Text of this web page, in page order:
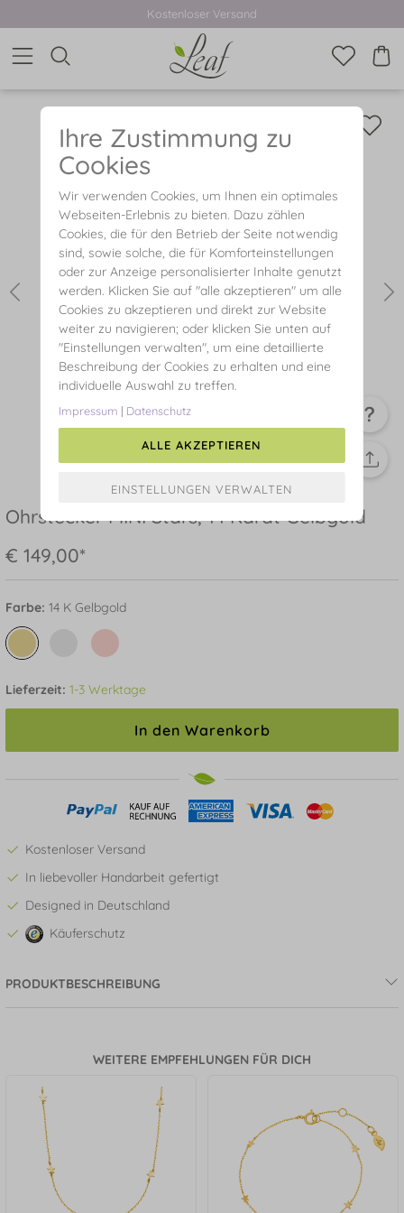
Kostenloser Versand
Ohrstecker MINI Stars, 14 Karat Gelbgold
€ 149,00*
Farbe: 14 K Gelbgold
Lieferzeit: 1-3 Werktage
In den Warenkorb
Kostenloser Versand
In liebevoller Handarbeit gefertigt
Designed in Deutschland
Käuferschutz
PRODUKTBESCHREIBUNG
WEITERE EMPFEHLUNGEN FÜR DICH
Ihre Zustimmung zu
Cookies
Wir verwenden Cookies, um Ihnen ein optimales
Webseiten-Erlebnis zu bieten. Dazu zählen
Cookies, die für den Betrieb der Seite notwendig
sind, sowie solche, die für Komforteinstellungen
oder zur Anzeige personalisierter Inhalte genutzt
werden. Klicken Sie auf "alle akzeptieren" um alle
Cookies zu akzeptieren und direkt zur Website
weiter zu navigieren; oder klicken Sie unten auf
"Einstellungen verwalten", um eine detaillierte
Beschreibung der Cookies zu erhalten und eine
individuelle Auswahl zu treffen.
Impressum | Datenschutz
ALLE AKZEPTIEREN